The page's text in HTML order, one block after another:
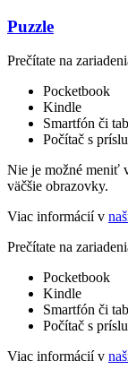
Puzzle
Prečítate na
Pocketbook
Kindle
Smartfón či
Počítač s
Nie je možné meniť
väčšie obrazovky.
Viac informácií v
Prečítate na
Pocketbook
Kindle
Smartfón či
Počítač s
Viac informácií v